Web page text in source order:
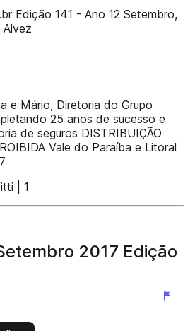
Edição 141 - Ano 12 Setembro,
e Mário, Diretoria do Grupo
25 anos de sucesso e
de seguros DISTRIBUIÇÃO
Vale do Paraíba e Litoral
| 1
2017 Edição